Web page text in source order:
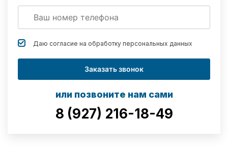
Даю согласие на обработку персональных данных
Заказать звонок
или позвоните нам сами
8 (927) 216-18-49